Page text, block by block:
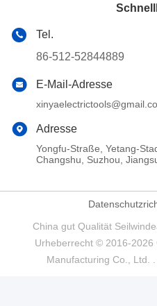
Tel.
86-512-52844889
E-Mail-Adresse
Adresse
Yongfu-Straße, Yetang-
Changshu, Suzhou,
China gut Qualität
Urheberrecht © 2016-2026
Manufacturing Co., Ltd.